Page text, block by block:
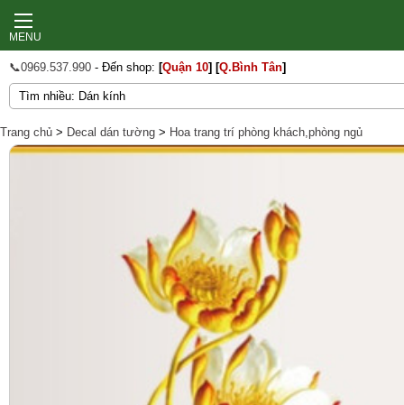
MENU
📞0969.537.990 - Đến shop: [Quận 10] [Q.Bình Tân]
Trang chủ > Decal dán tường > Hoa trang trí phòng khách,phòng ngủ